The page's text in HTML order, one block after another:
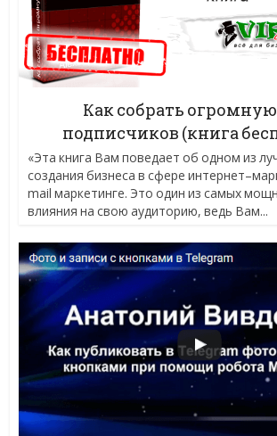
Как собрать огромную
подписчиков (книга
«Эта книга Вам поведает об одном из
создания бизнеса в сфере
mail маркетинге. Это один из самых
влияния на свою аудиторию, ведь Вам...